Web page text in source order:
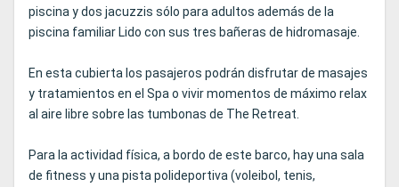
piscina y dos jacuzzis sólo para adultos además de la
piscina familiar Lido con sus tres bañeras de hidromasaje.
En esta cubierta los pasajeros podrán disfrutar de masajes
y tratamientos en el Spa o vivir momentos de máximo relax
al aire libre sobre las tumbonas de The Retreat.
Para la actividad física, a bordo de este barco, hay una sala
de fitness y una pista polideportiva (voleibol, tenis,